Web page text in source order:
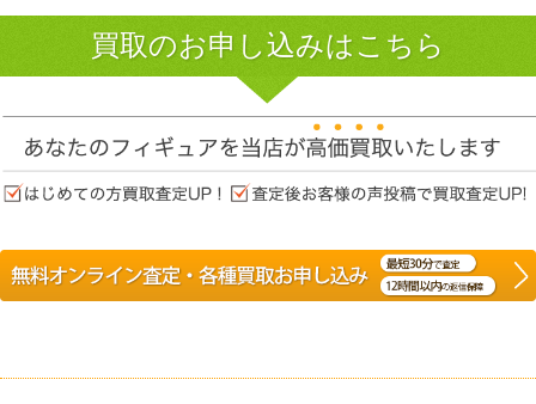
買取のお申し込みはこちら